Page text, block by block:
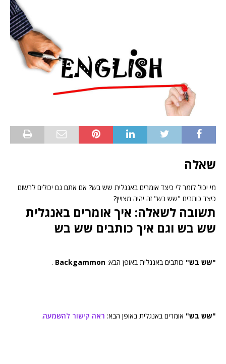
שאלה
מי יכול לומר לי כיצד אומרים באנגלית שש בש? אם אתם גם יכולים לרשום
כיצד כותבים "שש בש" זה יהיה מצויין?
תשובה לשאלה: איך אומרים באנגלית
שש בש וגם איך כותבים שש בש
"שש בש" כותבים באנגלית באופן הבא: Backgammon
.
"שש בש" אומרים באנגלית באופן הבא: ראה קישור להשמעה.